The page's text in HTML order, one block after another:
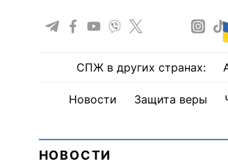
СПЖ в других странах:
Новости Защита веры
НОВОСТИ